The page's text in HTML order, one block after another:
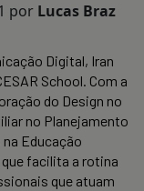
por Lucas Braz
Digital, Iran
School. Com a
do Design no
no Planejamento
Educação
facilita a rotina
que atuam